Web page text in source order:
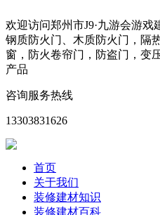
欢迎访问郑州市J9·九游会游
钢质防火门、木质防火门，隔
窗，防火卷帘门，防盗门，变
产品
咨询服务热线
13303831626
首页
关于我们
装修建材知识
装修建材百科